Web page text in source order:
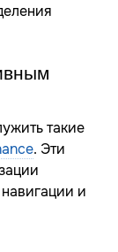
такие
. Эти
и